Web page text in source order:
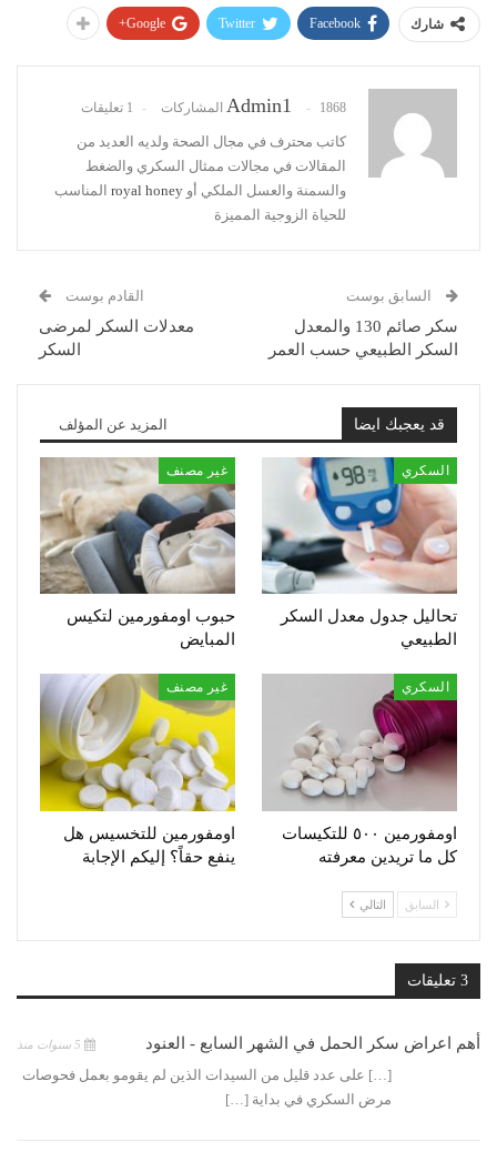
شارك Facebook
Twitter
Google+
Admin1 1868 المشاركات 1 تعليقات
كاتب محترف في مجال الصحة ولديه العديد من
المقالات في مجالات ممثال السكري والضغط
والسمنة والعسل الملكي أو royal honey المناسب
للحياة الزوجية المميزة
السابق بوست
سكر صائم 130 والمعدل
السكر الطبيعي حسب العمر
القادم بوست
معدلات السكر لمرضى
السكر
قد يعجبك ايضا المزيد عن المؤلف
السكري
تحاليل جدول معدل السكر
الطبيعي
غير مصنف
حبوب اومفورمين لتكيس
المبايض
السكري
اومفورمين ٥٠٠ للتكيسات
كل ما تريدين معرفته
غير مصنف
اومفورمين للتخسيس هل
ينفع حقاً؟ إليكم الإجابة
السابق التالي
3 تعليقات
أهم اعراض سكر الحمل في الشهر السابع - العنود
[…] على عدد قليل من السيدات الذين لم يقومو بعمل فحوصات
مرض السكري في بداية […]